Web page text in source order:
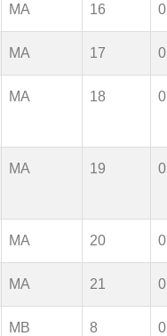
MA 16
MA 17
MA 18
MA 19
MA 20
MA 21
MB 8